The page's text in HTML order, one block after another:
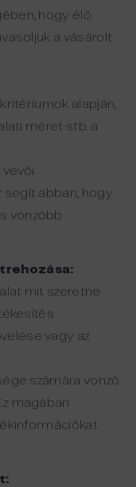
hogy élő
a vásárolt
alapján,
méret stb. a
segít abban, hogy
vonzóbb
mit szeretne
vagy az
számára vonzó
magában